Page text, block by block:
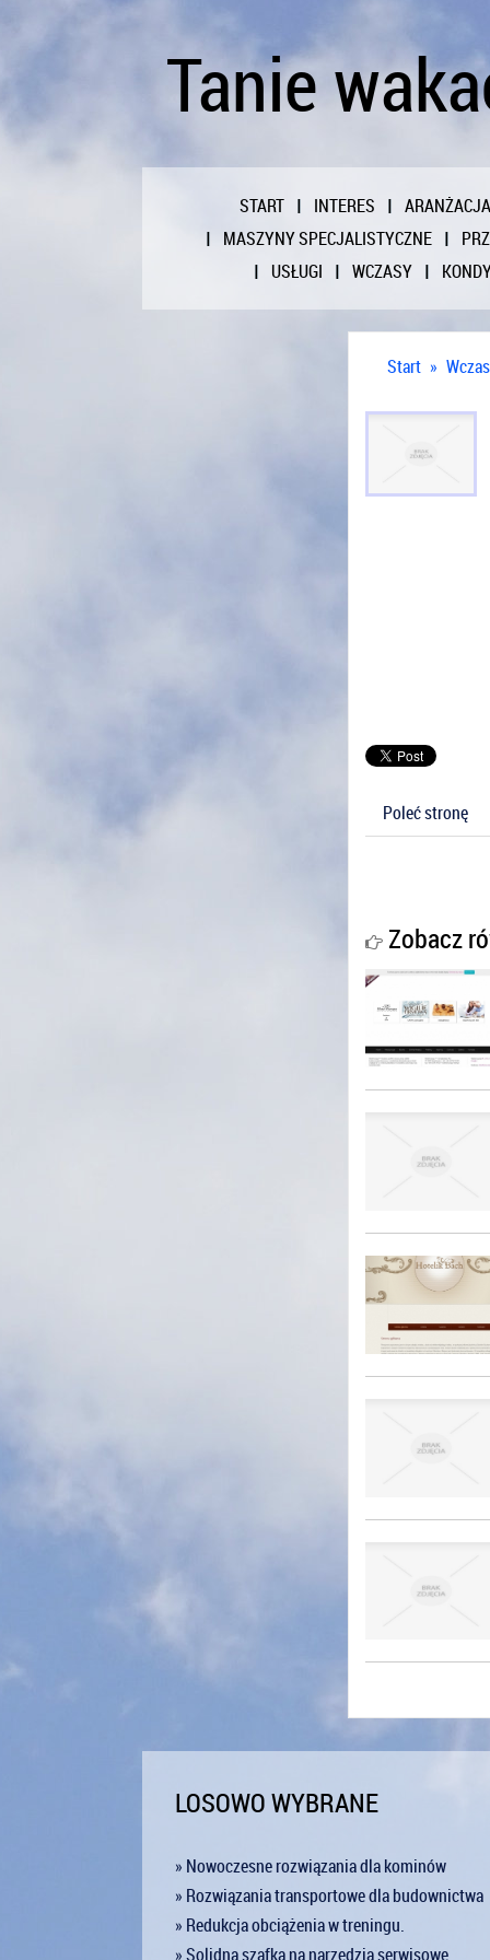
Tanie
START INTERES
ARANŻACJA
MASZYNY SPECJALISTYCZNE
USŁUGI
WCZASY
Start »
Poleć stronę
Zobacz
LOSOWO WYBRANE
» Nowoczesne rozwiązania dla kominów
» Rozwiązania transportowe dla budownictwa
» Redukcja obciążenia w treningu.
» Solidna szafka na narzędzia serwisowe